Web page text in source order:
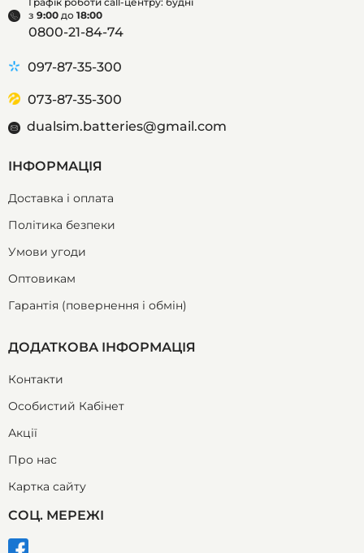
з 9:00 до 18:00
0800-21-84-74
097-87-35-300
073-87-35-300
dualsim.batteries@gmail.com
ІНФОРМАЦІЯ
Доставка і оплата
Політика безпеки
Умови угоди
Оптовикам
Гарантія (повернення і обмін)
ДОДАТКОВА ІНФОРМАЦІЯ
Контакти
Особистий Кабінет
Акції
Про нас
Картка сайту
СОЦ. МЕРЕЖІ